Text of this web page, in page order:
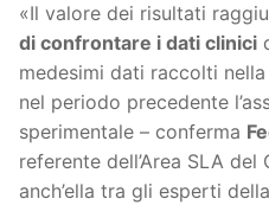
«Il valore dei risultati
di confrontare i dati clinici
medesimi dati raccolti
nel periodo precedente
sperimentale – conferma
referente dell’Area SLA
anch’ella tra gli esperti